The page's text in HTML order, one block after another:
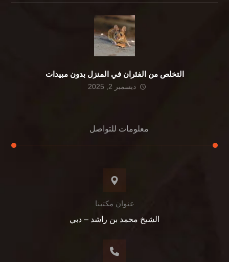
التخلص من الفئران في المنزل بدون مبيدات
ديسمبر 2, 2025
معلومات للتواصل
عنوان مكتبنا
الشيخ محمد بن راشد – دبي